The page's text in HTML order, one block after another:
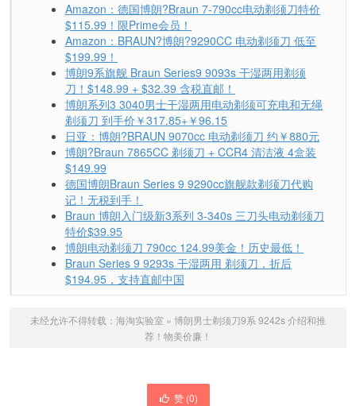
Amazon：德国博朗?Braun 7-790cc电动剃须刀特价
$115.99！限Prime会员！
Amazon：BRAUN?博朗?9290CC 电动剃须刀 低至
$199.99！
博朗9系旗舰 Braun Series9 9093s 干湿两用剃须
刀！$148.99 + $32.39 含税直邮！
博朗系列3 3040男士干湿两用电动剃须可充电和无绳
剃须刀 到手价￥317.85+￥96.15
日亚：博朗?BRAUN 9070cc 电动剃须刀 约￥880元
博朗?Braun 7865CC 剃须刀 + CCR4 清洁液 4盒装
$149.99
德国博朗Braun Series 9 9290cc旗舰款剃须刀代购
记！无税到手！
Braun 博朗入门级新3系列 3-340s 三刀头电动剃须刀
特价$39.95
博朗电动剃须刀 790cc 124.99美金！历史最低！
Braun Series 9 9293s 干湿两用 剃须刀，折后
$194.95，支持直邮中国
未经允许不得转载： 海淘实验室 » 博朗男士剃须刀9系 9242s 介绍和推
荐！物美价廉！
赞 (0)